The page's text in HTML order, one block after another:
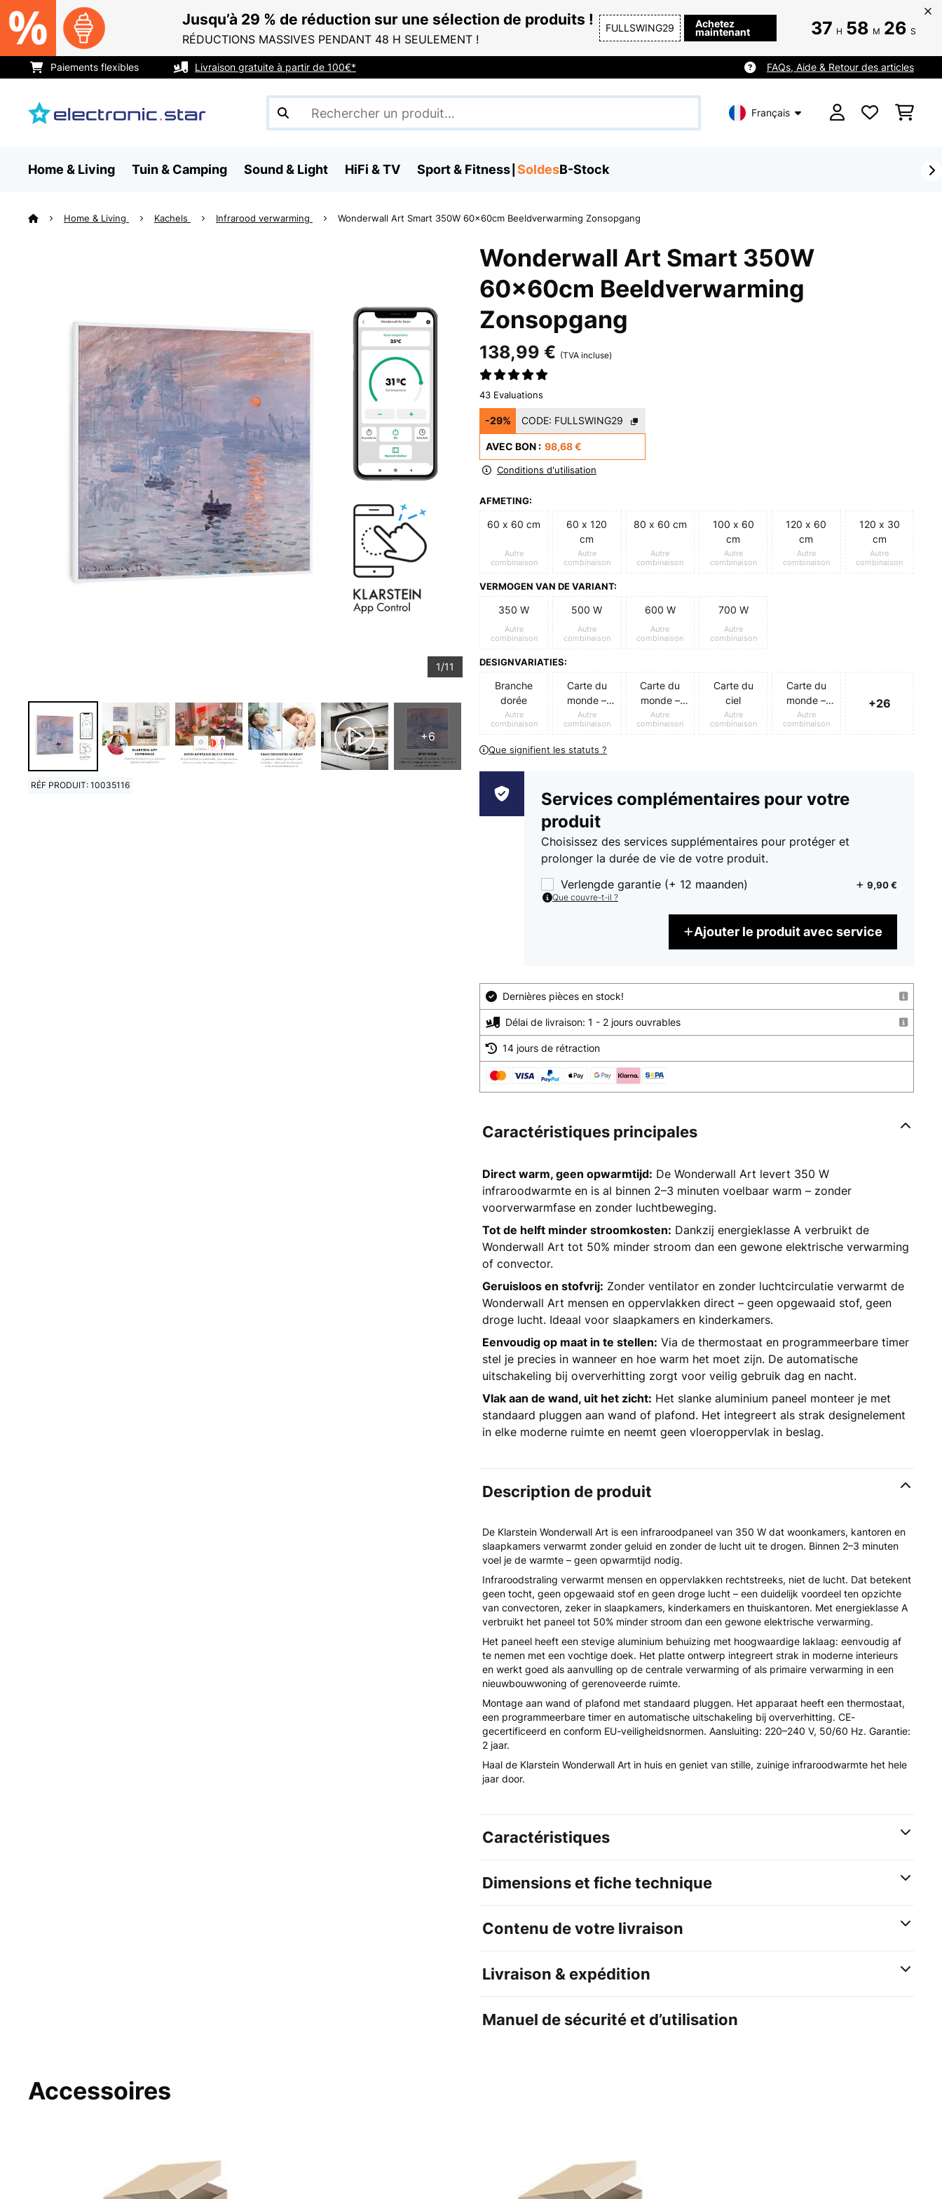
Jusqu’à 29 % de réduction sur une sélection de produits !
RÉDUCTIONS MASSIVES PENDANT 48 H SEULEMENT !
FULLSWING29 Achetez
maintenant 37 H 58 M 24 S
Paiements flexibles Livraison gratuite à partir de 100€* FAQs, Aide & Retour des articles
Français
Home & Living Tuin & Camping Sound & Light HiFi & TV Sport & Fitness SoldesB-Stock
Home & Living Kachels Infrarood verwarming Wonderwall Art Smart 350W 60x60cm Beeldverwarming Zonsopgang
1/11
+6
RÉF PRODUIT: 10035116
Wonderwall Art Smart 350W
60x60cm Beeldverwarming
Zonsopgang
138,99 € (TVA incluse)
43 Evaluations
-29% CODE: FULLSWING29
AVEC BON : 98,68 €
Conditions d'utilisation
AFMETING:
60 x 60 cm
Autre
combinaison
60 x 120
cm
Autre
combinaison
80 x 60 cm
Autre
combinaison
100 x 60
cm
Autre
combinaison
120 x 60
cm
Autre
combinaison
120 x 30
cm
Autre
combinaison
VERMOGEN VAN DE VARIANT:
350 W
Autre
combinaison
500 W
Autre
combinaison
600 W
Autre
combinaison
700 W
Autre
combinaison
DESIGNVARIATIES:
Branche
dorée
Autre
combinaison
Carte du
monde –
Gris
Autre
combinaison
Carte du
monde –
Noir
Autre
combinaison
Carte du
ciel
Autre
combinaison
Carte du
monde –
Vintage
Autre
combinaison
+26
Que signifient les statuts ?
Services complémentaires pour votre
produit
Choisissez des services supplémentaires pour protéger et
prolonger la durée de vie de votre produit.
Verlengde garantie (+ 12 maanden)
9,90 €
Que couvre-t-il ?
Ajouter le produit avec service
Dernières pièces en stock!
Délai de livraison: 1 - 2 jours ouvrables
14 jours de rétraction
Caractéristiques principales
Direct warm, geen opwarmtijd: De Wonderwall Art levert 350 W
infraroodwarmte en is al binnen 2–3 minuten voelbaar warm – zonder
voorverwarmfase en zonder luchtbeweging.
Tot de helft minder stroomkosten: Dankzij energieklasse A verbruikt de
Wonderwall Art tot 50% minder stroom dan een gewone elektrische verwarming
of convector.
Geruisloos en stofvrij: Zonder ventilator en zonder luchtcirculatie verwarmt de
Wonderwall Art mensen en oppervlakken direct – geen opgewaaid stof, geen
droge lucht. Ideaal voor slaapkamers en kinderkamers.
Eenvoudig op maat in te stellen: Via de thermostaat en programmeerbare timer
stel je precies in wanneer en hoe warm het moet zijn. De automatische
uitschakeling bij oververhitting zorgt voor veilig gebruik dag en nacht.
Vlak aan de wand, uit het zicht: Het slanke aluminium paneel monteer je met
standaard pluggen aan wand of plafond. Het integreert als strak designelement
in elke moderne ruimte en neemt geen vloeroppervlak in beslag.
Description de produit
De Klarstein Wonderwall Art is een infraroodpaneel van 350 W dat woonkamers, kantoren en
slaapkamers verwarmt zonder geluid en zonder de lucht uit te drogen. Binnen 2–3 minuten
voel je de warmte – geen opwarmtijd nodig.
Infraroodstraling verwarmt mensen en oppervlakken rechtstreeks, niet de lucht. Dat betekent
geen tocht, geen opgewaaid stof en geen droge lucht – een duidelijk voordeel ten opzichte
van convectoren, zeker in slaapkamers, kinderkamers en thuiskantoren. Met energieklasse A
verbruikt het paneel tot 50% minder stroom dan een gewone elektrische verwarming.
Het paneel heeft een stevige aluminium behuizing met hoogwaardige laklaag: eenvoudig af
te nemen met een vochtige doek. Het platte ontwerp integreert strak in moderne interieurs
en werkt goed als aanvulling op de centrale verwarming of als primaire verwarming in een
nieuwbouwwoning of gerenoveerde ruimte.
Montage aan wand of plafond met standaard pluggen. Het apparaat heeft een thermostaat,
een programmeerbare timer en automatische uitschakeling bij oververhitting. CE-
gecertificeerd en conform EU-veiligheidsnormen. Aansluiting: 220–240 V, 50/60 Hz. Garantie:
2 jaar.
Haal de Klarstein Wonderwall Art in huis en geniet van stille, zuinige infraroodwarmte het hele
jaar door.
Caractéristiques
Dimensions et fiche technique
Contenu de votre livraison
Livraison & expédition
Manuel de sécurité et d’utilisation
Accessoires